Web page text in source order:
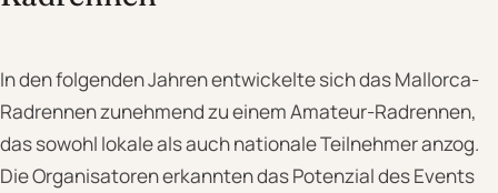
In den folgenden Jahren entwickelte sich das Mallorca-
Radrennen zunehmend zu einem Amateur-Radrennen,
das sowohl lokale als auch nationale Teilnehmer anzog.
Die Organisatoren erkannten das Potenzial des Events